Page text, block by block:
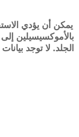
يمكن أن يؤدي
بالأموكسيسيلين
الجلد. لا توجد